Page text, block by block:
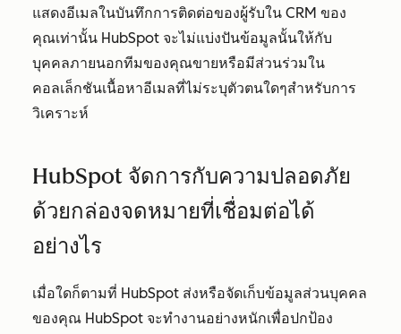
แสดงอีเมลในบันทึกการติดต่อของผู้รับใน CRM ของ
คุณเท่านั้น HubSpot จะไม่แบ่งปันข้อมูลนั้นให้กับ
บุคคลภายนอกทีมของคุณขายหรือมีส่วนร่วมใน
คอลเล็กชันเนื้อหาอีเมลที่ไม่ระบุตัวตนใดๆสำหรับการ
วิเคราะห์
HubSpot จัดการกับความปลอดภัย
ด้วยกล่องจดหมายที่เชื่อมต่อได้
อย่างไร
เมื่อใดก็ตามที่ HubSpot ส่งหรือจัดเก็บข้อมูลส่วนบุคคล
ของคุณ HubSpot จะทำงานอย่างหนักเพื่อปกป้อง